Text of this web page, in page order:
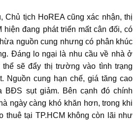
Chủ tịch HoREA cũng xác nhận, thị
đang phát triển mất cân đối, có
nguồn cung nhưng có phân khúc
Đáng lo ngại là nhu cầu về nhà ở
sẽ đẩy thị trường vào tình trạng
Nguồn cung hạn chế, giá tăng cao
BĐS sụt giảm. Bên cạnh đó chính
ngày càng khó khăn hơn, trong khi
thuê tại TP.HCM không còn lãi như